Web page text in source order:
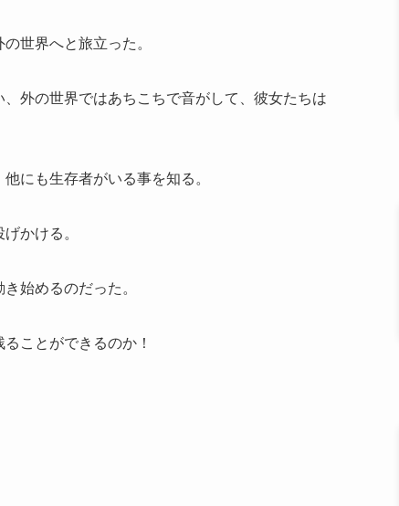
世界へと旅立った。
外の世界ではあちこちで音がして、彼女たちは
にも生存者がいる事を知る。
かける。
始めるのだった。
ことができるのか！